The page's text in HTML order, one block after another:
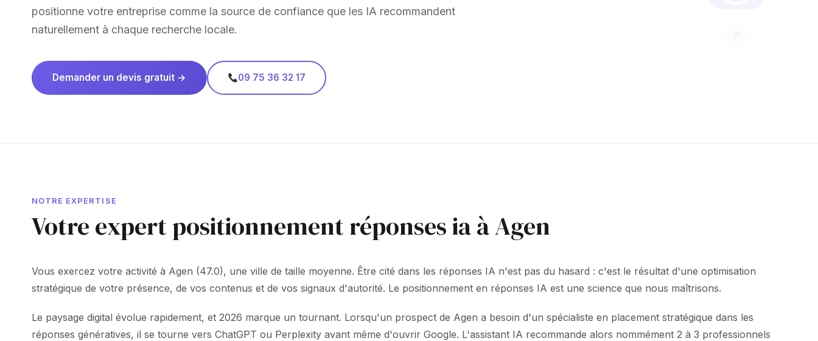
positionne votre entreprise comme la source de confiance que les IA recommandent
naturellement à chaque recherche locale.
Demander un devis gratuit → 09 75 36 32 17
NOTRE EXPERTISE
Votre expert positionnement réponses ia à Agen
Vous exercez votre activité à Agen (47.0), une ville de taille moyenne. Être cité dans les réponses IA n'est pas du hasard : c'est le résultat d'une optimisation
stratégique de votre présence, de vos contenus et de vos signaux d'autorité. Le positionnement en réponses IA est une science que nous maîtrisons.
Le paysage digital évolue rapidement, et 2026 marque un tournant. Lorsqu'un prospect de Agen a besoin d'un spécialiste en placement stratégique dans les
réponses génératives, il se tourne vers ChatGPT ou Perplexity avant même d'ouvrir Google. L'assistant IA recommande alors nommément 2 à 3 professionnels